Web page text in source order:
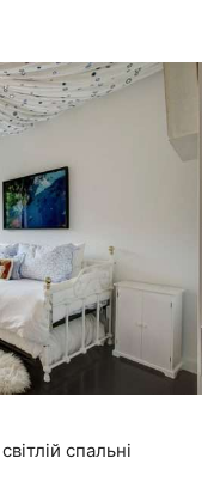
спальні